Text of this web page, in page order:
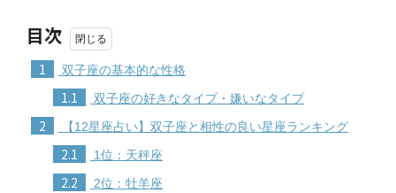
目次
1 双子座の基本的な性格
1.1 双子座の好きなタイプ・嫌いなタイプ
2 【12星座占い】双子座と相性の良い星座ランキング
2.1 1位：天秤座
2.2 2位：牡羊座